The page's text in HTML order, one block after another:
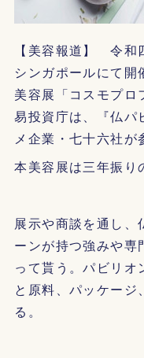
【美容報道】 令和
シンガポールにて開
美容展「コスモプ
易投資庁は、『仏パ
メ企業・七十六社が
本美容展は三年振り
展示や商談を通し、
ーンが持つ強みや専
って貰う。パビリオ
と原料、パッケージ
る。